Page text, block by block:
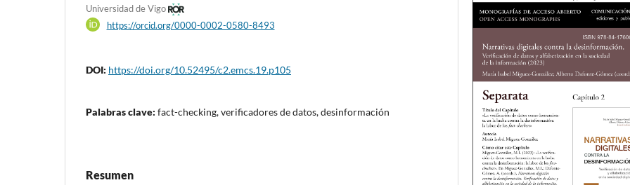
Universidad de Vigo
https://orcid.org/0000-0002-0580-8493
DOI: https://doi.org/10.52495/c2.emcs.19.p105
Palabras clave: fact-checking, verificadores de datos, desinformación
Resumen